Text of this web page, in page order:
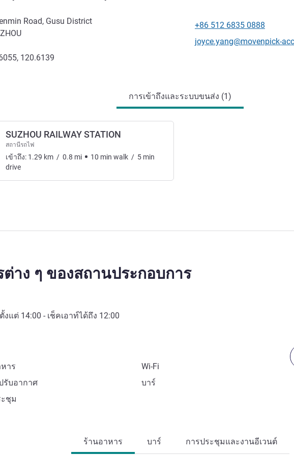
Road, Gusu District
120.6139
โทรศัพท์
+86 512 6835 0888
อีเมลติดต่อ
joyce.yang@movenpick-
การเข้าถึงและระบบขนส่ง (1)
SUZHOU RAILWAY STATION
สถานีรถไฟ
เข้าถึง: 1.29 km / 0.8 mi 10 min walk / 5 min
drive
ต่าง ๆ ของสถานประกอบการ
งแต่ 14:00 - เช็คเอาท์ได้ถึง 12:00
าร
Wi-Fi
รับอากาศ
บาร์
ชุม
ร้านอาหาร บาร์ การประชุมและงานอีเวนต์